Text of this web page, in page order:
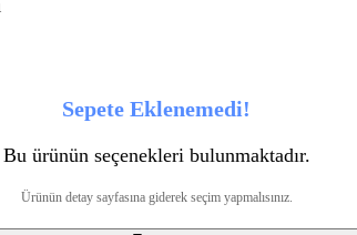
Sepete Eklenemedi!
Bu ürünün seçenekleri bulunmaktadır.
Ürünün detay sayfasına giderek seçim yapmalısınız.